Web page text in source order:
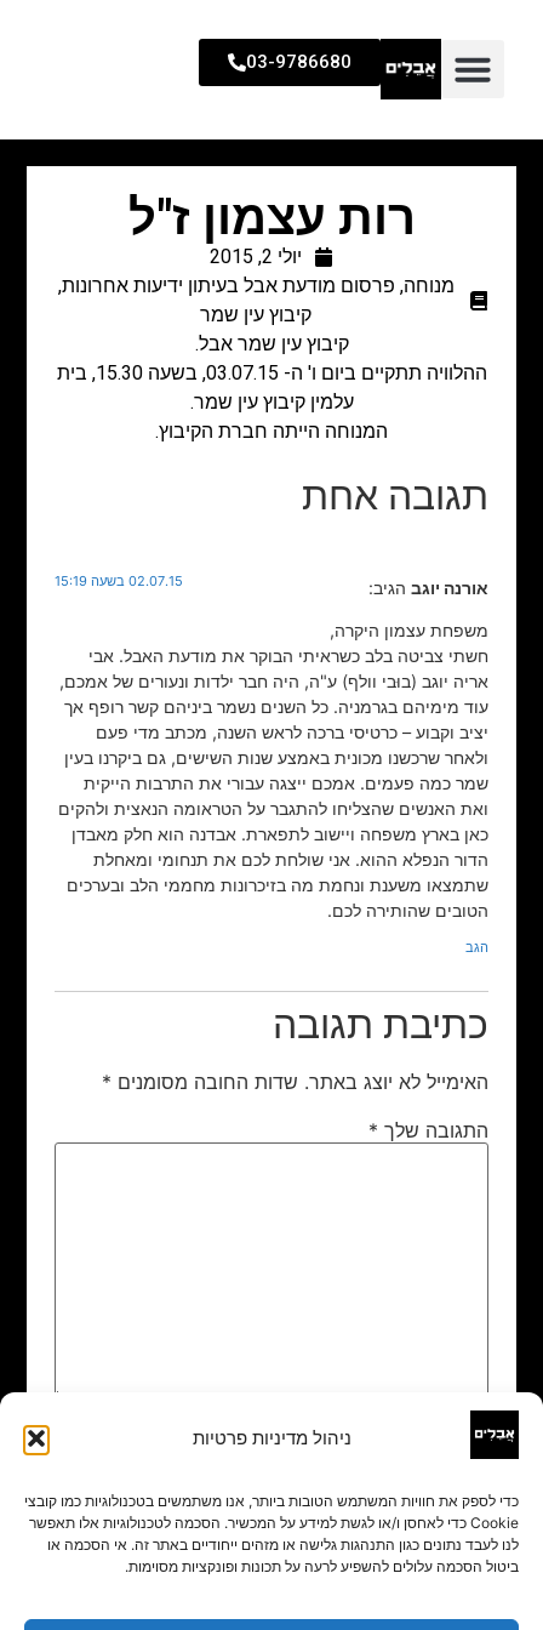
ניהול מדיניות פרטיות
כדי לספק את חוויות המשתמש הטובות ביותר, אנו משתמשים בטכנולוגיות כמו קובצי
Cookie כדי לאחסן ו/או לגשת למידע על המכשיר. הסכמה לטכנולוגיות אלו תאפשר
לנו לעבד נתונים כגון התנהגות גלישה או מזהים ייחודיים באתר זה. אי הסכמה או
ביטול הסכמה עלולים להשפיע לרעה על תכונות ופונקציות מסוימות.
03-9786680
רות עצמון ז"ל
יולי 2, 2015
מנוחה, פרסום מודעת אבל בעיתון ידיעות אחרונות,
קיבוץ עין שמר
קיבוץ עין שמר אבל.
ההלוויה תתקיים ביום ו' ה- 03.07.15, בשעה 15.30, בית
עלמין קיבוץ עין שמר.
המנוחה הייתה חברת הקיבוץ.
תגובה אחת
אורנה יוגב הגיב: 02.07.15 בשעה 15:19
משפחת עצמון היקרה,
חשתי צביטה בלב כשראיתי הבוקר את מודעת האבל. אבי
אריה יוגב (בוּבי וולף) ע"ה, היה חבר ילדות ונעורים של אמכם,
עוד מימיהם בגרמניה. כל השנים נשמר ביניהם קשר רופף אך
יציב וקבוע – כרטיסי ברכה לראש השנה, מכתב מדי פעם
ולאחר שרכשנו מכונית באמצע שנות השישים, גם ביקרנו בעין
שמר כמה פעמים. אמכם ייצגה עבורי את התרבות הייקית
ואת האנשים שהצליחו להתגבר על הטראומה הנאצית ולהקים
כאן בארץ משפחה ויישוב לתפארת. אבדנה הוא חלק מאבדן
הדור הנפלא ההוא. אני שולחת לכם את תנחומי ומאחלת
שתמצאו משענת ונחמת מה בזיכרונות מחממי הלב ובערכים
הטובים שהותירה לכם.
הגב
כתיבת תגובה
האימייל לא יוצג באתר. שדות החובה מסומנים *
התגובה שלך *
שם
אימייל*